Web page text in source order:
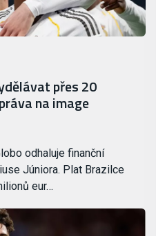
přes 20
na image
odhaluje finanční
Júniora. Plat Brazilce
eur…